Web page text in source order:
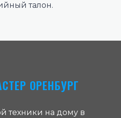
талон.
ОРЕНБУРГ
техники на дому в